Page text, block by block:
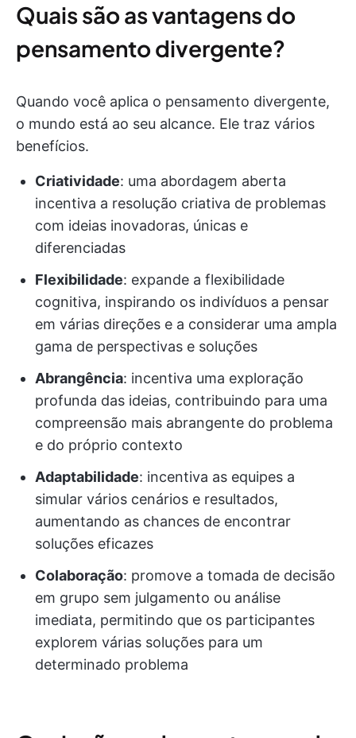
Quais são as vantagens do
pensamento divergente?
Quando você aplica o pensamento divergente,
o mundo está ao seu alcance. Ele traz vários
benefícios.
Criatividade: uma abordagem aberta
incentiva a resolução criativa de problemas
com ideias inovadoras, únicas e
diferenciadas
Flexibilidade: expande a flexibilidade
cognitiva, inspirando os indivíduos a pensar
em várias direções e a considerar uma ampla
gama de perspectivas e soluções
Abrangência: incentiva uma exploração
profunda das ideias, contribuindo para uma
compreensão mais abrangente do problema
e do próprio contexto
Adaptabilidade: incentiva as equipes a
simular vários cenários e resultados,
aumentando as chances de encontrar
soluções eficazes
Colaboração: promove a tomada de decisão
em grupo sem julgamento ou análise
imediata, permitindo que os participantes
explorem várias soluções para um
determinado problema